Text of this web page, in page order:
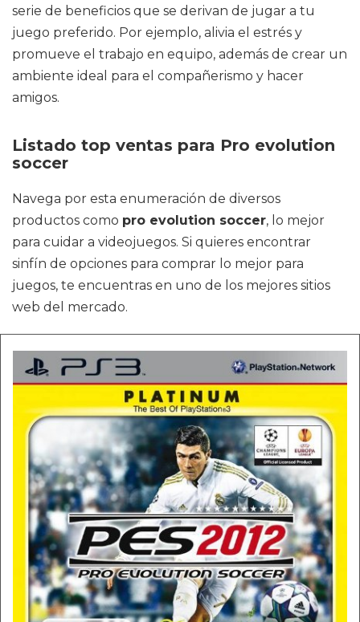
serie de beneficios que se derivan de jugar a tu
juego preferido. Por ejemplo, alivia el estrés y
promueve el trabajo en equipo, además de crear un
ambiente ideal para el compañerismo y hacer
amigos.
Listado top ventas para Pro evolution
soccer
Navega por esta enumeración de diversos
productos como pro evolution soccer, lo mejor
para cuidar a videojuegos. Si quieres encontrar
sinfín de opciones para comprar lo mejor para
juegos, te encuentras en uno de los mejores sitios
web del mercado.